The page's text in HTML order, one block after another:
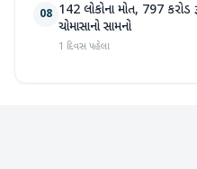
08 142 લોકોના મોત, 797 કરોડ
ચોમાસાનો સામનો
1 દિવસ પહેલા